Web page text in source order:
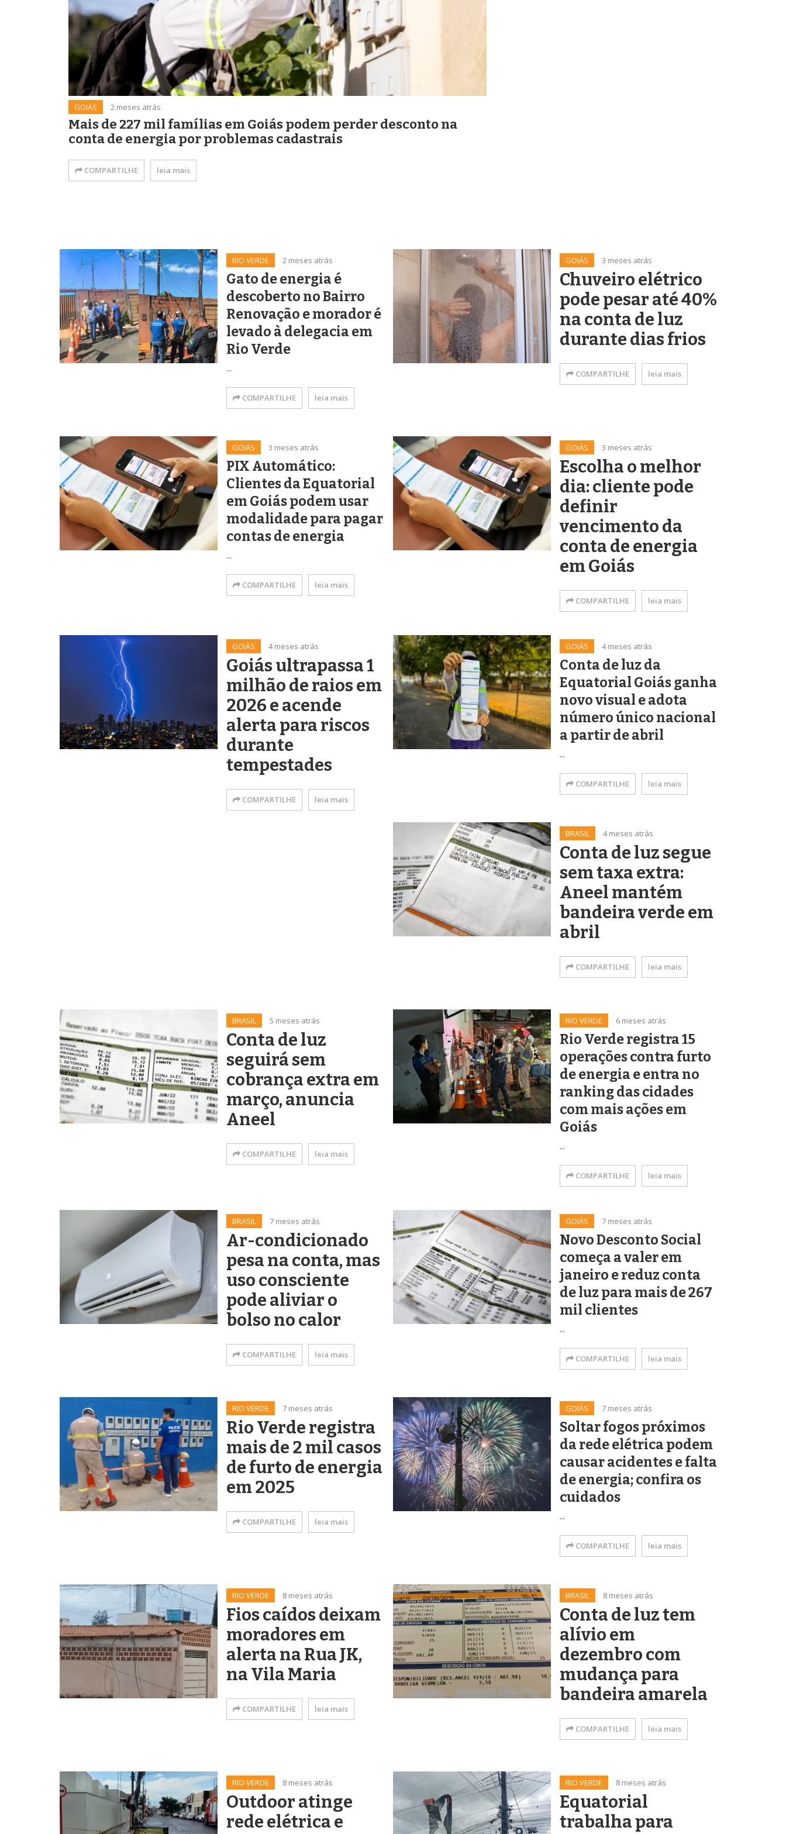
GOIÁS 2 meses atrás
Mais de 227 mil famílias em Goiás podem perder desconto na
conta de energia por problemas cadastrais
COMPARTILHE leia mais
RIO VERDE 2 meses atrás
Gato de energia é
descoberto no Bairro
Renovação e morador é
levado à delegacia em
Rio Verde
...
COMPARTILHE leia mais
GOIÁS 3 meses atrás
Chuveiro elétrico
pode pesar até 40%
na conta de luz
durante dias frios
COMPARTILHE leia mais
GOIÁS 3 meses atrás
PIX Automático:
Clientes da Equatorial
em Goiás podem usar
modalidade para pagar
contas de energia
...
COMPARTILHE leia mais
GOIÁS 3 meses atrás
Escolha o melhor
dia: cliente pode
definir
vencimento da
conta de energia
em Goiás
COMPARTILHE leia mais
GOIÁS 4 meses atrás
Goiás ultrapassa 1
milhão de raios em
2026 e acende
alerta para riscos
durante
tempestades
COMPARTILHE leia mais
GOIÁS 4 meses atrás
Conta de luz da
Equatorial Goiás ganha
novo visual e adota
número único nacional
a partir de abril
...
COMPARTILHE leia mais
BRASIL 4 meses atrás
Conta de luz segue
sem taxa extra:
Aneel mantém
bandeira verde em
abril
COMPARTILHE leia mais
BRASIL 5 meses atrás
Conta de luz
seguirá sem
cobrança extra em
março, anuncia
Aneel
COMPARTILHE leia mais
RIO VERDE 6 meses atrás
Rio Verde registra 15
operações contra furto
de energia e entra no
ranking das cidades
com mais ações em
Goiás
...
COMPARTILHE leia mais
BRASIL 7 meses atrás
Ar-condicionado
pesa na conta, mas
uso consciente
pode aliviar o
bolso no calor
COMPARTILHE leia mais
GOIÁS 7 meses atrás
Novo Desconto Social
começa a valer em
janeiro e reduz conta
de luz para mais de 267
mil clientes
...
COMPARTILHE leia mais
RIO VERDE 7 meses atrás
Rio Verde registra
mais de 2 mil casos
de furto de energia
em 2025
COMPARTILHE leia mais
GOIÁS 7 meses atrás
Soltar fogos próximos
da rede elétrica podem
causar acidentes e falta
de energia; confira os
cuidados
...
COMPARTILHE leia mais
RIO VERDE 8 meses atrás
Fios caídos deixam
moradores em
alerta na Rua JK,
na Vila Maria
COMPARTILHE leia mais
BRASIL 8 meses atrás
Conta de luz tem
alívio em
dezembro com
mudança para
bandeira amarela
COMPARTILHE leia mais
RIO VERDE 8 meses atrás
Outdoor atinge
rede elétrica e
RIO VERDE 8 meses atrás
Equatorial
trabalha para